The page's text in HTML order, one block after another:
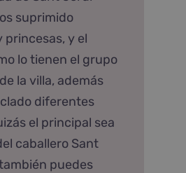
Contacta
suprimido
princesas, y el
lo tienen el grupo
la villa, además
diferentes
el principal sea
caballero Sant
puedes